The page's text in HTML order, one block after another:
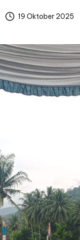
19 Oktober 2025